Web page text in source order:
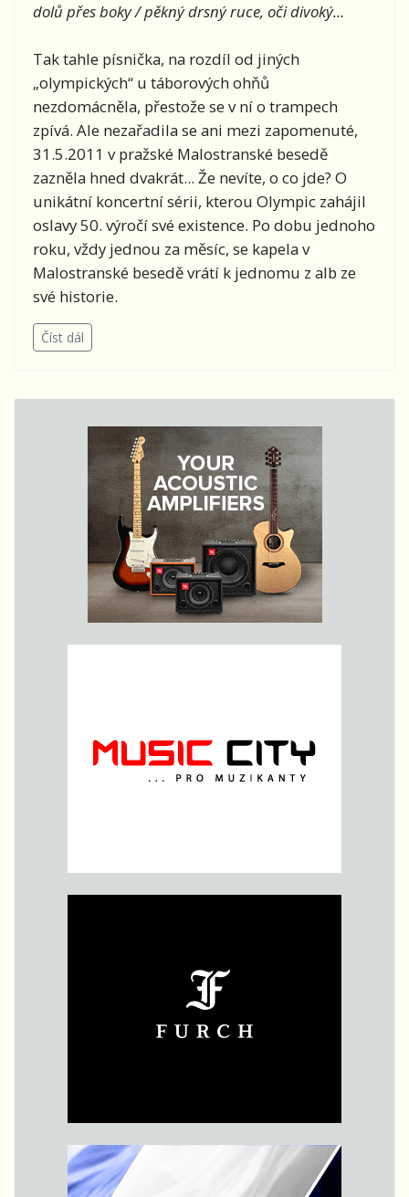
dolů přes boky / pěkný drsný ruce, oči divoký...
Tak tahle písnička, na rozdíl od jiných
„olympických“ u táborových ohňů
nezdomácněla, přestože se v ní o trampech
zpívá. Ale nezařadila se ani mezi zapomenuté,
31.5.2011 v pražské Malostranské besedě
zazněla hned dvakrát... Že nevíte, o co jde? O
unikátní koncertní sérii, kterou Olympic zahájil
oslavy 50. výročí své existence. Po dobu jednoho
roku, vždy jednou za měsíc, se kapela v
Malostranské besedě vrátí k jednomu z alb ze
své historie.
Číst dál